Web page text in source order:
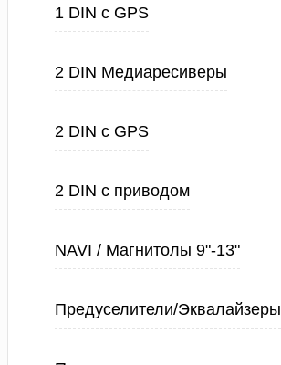
1 DIN с GPS
2 DIN Медиаресиверы
2 DIN с GPS
2 DIN с приводом
NAVI / Магнитолы 9"-13"
Предуселители/Эквалайзеры